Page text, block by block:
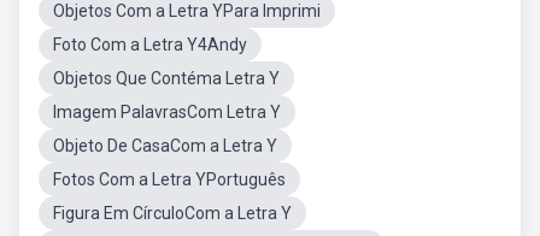
Objetos Com a Letra YPara Imprimi
Foto Com a Letra Y4Andy
Objetos Que Contéma Letra Y
Imagem PalavrasCom Letra Y
Objeto De CasaCom a Letra Y
Fotos Com a Letra YPortuguês
Figura Em CírculoCom a Letra Y